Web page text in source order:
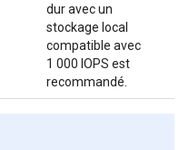
dur avec un
stockage local
compatible avec
1 000 IOPS est
recommandé.